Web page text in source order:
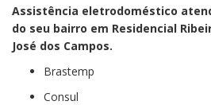
Assistência eletrodoméstico
do seu bairro em Residencial
José dos Campos.
Brastemp
Consul